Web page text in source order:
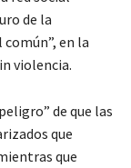
de la
en la
violencia.
de que las
que
que